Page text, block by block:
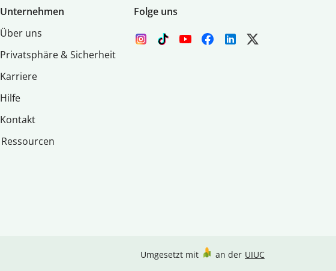
Unternehmen
Über uns
Privatsphäre & Sicherheit
Karriere
Hilfe
Kontakt
Ressourcen
Folge uns
Umgesetzt mit an der UIUC